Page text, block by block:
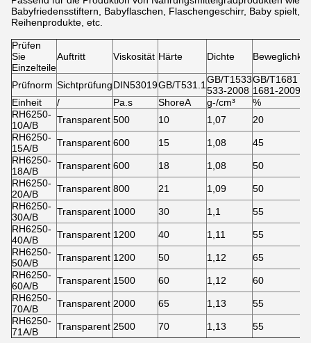
Babyfriedensstiftern, Babyflaschen, Flaschengeschirr, Baby spielt,
Reihenprodukte, etc.
Prüfen
Sie
Einzelteile
Auftritt Viskosität Härte Dichte
Prüfnorm SichtprüfungDIN53019GB/T531.1 GB/T1533
533-2008
GB/T1681
1681-2009
Einheit
/ Pa.s ShoreA g-/cm³
%
RH6250-
10A/B
Transparent 500 10 1,07
20
RH6250-
15A/B
Transparent 600 15 1,08
45
RH6250-
18A/B
Transparent 600 18 1,08
50
RH6250-
20A/B
Transparent 800 21 1,09
50
RH6250-
30A/B
Transparent 1000 30 1,1
55
RH6250-
40A/B
Transparent 1200 40 1,11
55
RH6250-
50A/B
Transparent 1200 50 1,12
65
RH6250-
60A/B
Transparent 1500 60 1,12
60
RH6250-
70A/B
Transparent 2000 65 1,13
55
RH6250-
71A/B
Transparent 2500 70 1,13 55